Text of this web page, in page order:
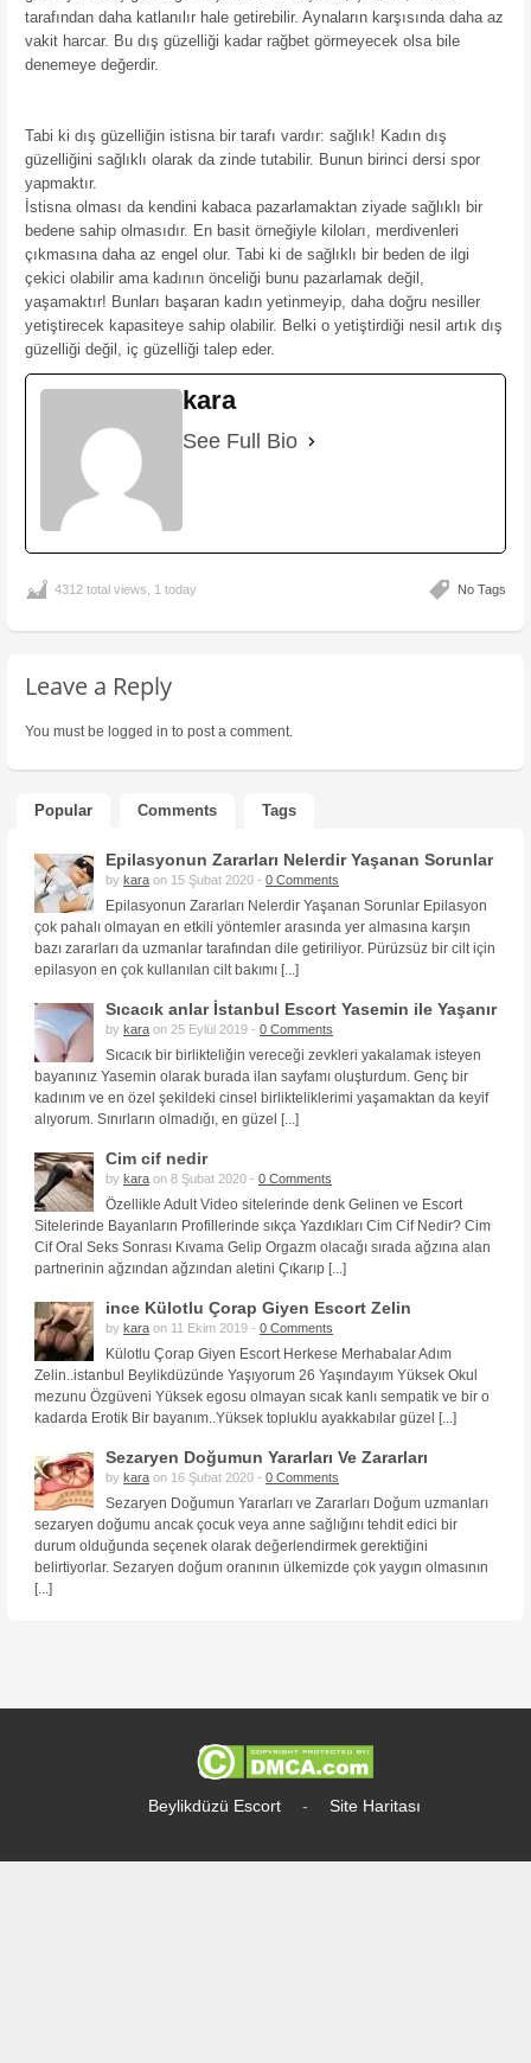
tarafından daha katlanılır hale getirebilir. Aynaların karşısında daha az
vakit harcar. Bu dış güzelliği kadar rağbet görmeyecek olsa bile
denemeye değerdir.
Tabi ki dış güzelliğin istisna bir tarafı vardır: sağlık! Kadın dış
güzelliğini sağlıklı olarak da zinde tutabilir. Bunun birinci dersi spor
yapmaktır.
İstisna olması da kendini kabaca pazarlamaktan ziyade sağlıklı bir
bedene sahip olmasıdır. En basit örneğiyle kiloları, merdivenleri
çıkmasına daha az engel olur. Tabi ki de sağlıklı bir beden de ilgi
çekici olabilir ama kadının önceliği bunu pazarlamak değil,
yaşamaktır! Bunları başaran kadın yetinmeyip, daha doğru nesiller
yetiştirecek kapasiteye sahip olabilir. Belki o yetiştirdiği nesil artık dış
güzelliği değil, iç güzelliği talep eder.
kara
See Full Bio
No Tags
4312 total views, 1 today
Leave a Reply
You must be logged in to post a comment.
Popular Comments Tags
Epilasyonun Zararları Nelerdir Yaşanan Sorunlar
by kara on 15 Şubat 2020 - 0 Comments
Epilasyonun Zararları Nelerdir Yaşanan Sorunlar Epilasyon
çok pahalı olmayan en etkili yöntemler arasında yer almasına karşın
bazı zararları da uzmanlar tarafından dile getiriliyor. Pürüzsüz bir cilt için
epilasyon en çok kullanılan cilt bakımı [...]
Sıcacık anlar İstanbul Escort Yasemin ile Yaşanır
by kara on 25 Eylül 2019 - 0 Comments
Sıcacık bir birlikteliğin vereceği zevkleri yakalamak isteyen
bayanınız Yasemin olarak burada ilan sayfamı oluşturdum. Genç bir
kadınım ve en özel şekildeki cinsel birlikteliklerimi yaşamaktan da keyif
alıyorum. Sınırların olmadığı, en güzel [...]
Cim cif nedir
by kara on 8 Şubat 2020 - 0 Comments
Özellikle Adult Video sitelerinde denk Gelinen ve Escort
Sitelerinde Bayanların Profillerinde sıkça Yazdıkları Cim Cif Nedir? Cim
Cif Oral Seks Sonrası Kıvama Gelip Orgazm olacağı sırada ağzına alan
partnerinin ağzından ağzından aletini Çıkarıp [...]
ince Külotlu Çorap Giyen Escort Zelin
by kara on 11 Ekim 2019 - 0 Comments
Külotlu Çorap Giyen Escort Herkese Merhabalar Adım
Zelin..istanbul Beylikdüzünde Yaşıyorum 26 Yaşındayım Yüksek Okul
mezunu Özgüveni Yüksek egosu olmayan sıcak kanlı sempatik ve bir o
kadarda Erotik Bir bayanım..Yüksek topluklu ayakkabılar güzel [...]
Sezaryen Doğumun Yararları Ve Zararları
by kara on 16 Şubat 2020 - 0 Comments
Sezaryen Doğumun Yararları ve Zararları Doğum uzmanları
sezaryen doğumu ancak çocuk veya anne sağlığını tehdit edici bir
durum olduğunda seçenek olarak değerlendirmek gerektiğini
belirtiyorlar. Sezaryen doğum oranının ülkemizde çok yaygın olmasının
[...]
Beylikdüzü Escort - Site Haritası